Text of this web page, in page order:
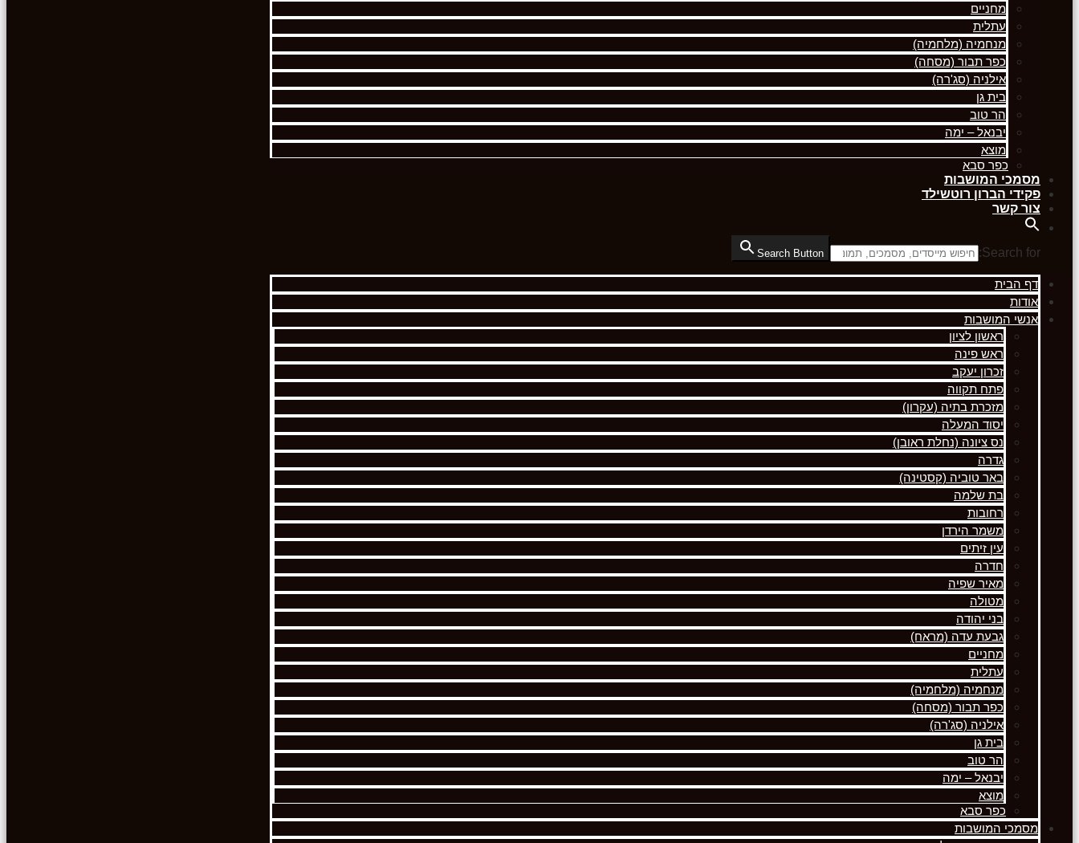
מחניים
עתלית
מנחמיה (מלחמיה)
כפר תבור (מסחה)
אילניה (סג'רה)
בית גן
הר טוב
יבנאל – ימה
מוצא
כפר סבא
מסמכי המושבות
פקידי הברון רוטשילד
צור קשר
Search for:
Search Button
דף הבית
אודות
אנשי המושבות
ראשון לציון
ראש פינה
זכרון יעקב
פתח תקווה
מזכרת בתיה (עקרון)
יסוד המעלה
נס ציונה (נחלת ראובן)
גדרה
באר טוביה (קסטינה)
בת שלמה
רחובות
משמר הירדן
עין זיתים
חדרה
מאיר שפיה
מטולה
בני יהודה
גבעת עדה (מראח)
מחניים
עתלית
מנחמיה (מלחמיה)
כפר תבור (מסחה)
אילניה (סג'רה)
בית גן
הר טוב
יבנאל – ימה
מוצא
כפר סבא
מסמכי המושבות